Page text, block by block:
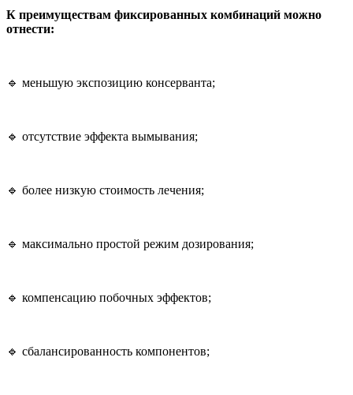
К преимуществам фиксированных комбинаций можно
отнести:
🔹 меньшую экспозицию консерванта;
🔹 отсутствие эффекта вымывания;
🔹 более низкую стоимость лечения;
🔹 максимально простой режим дозирования;
🔹 компенсацию побочных эффектов;
🔹 сбалансированность компонентов;